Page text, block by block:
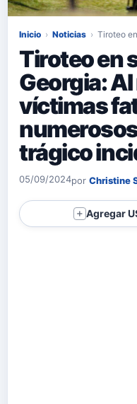
Inicio › Noticias › Tiroteo
Tiroteo en
Georgia:
víctimas
trágico
05/09/2024por Christine
＋ Agregar